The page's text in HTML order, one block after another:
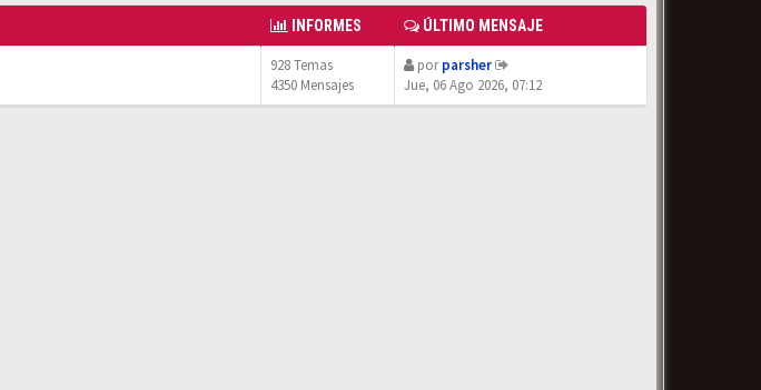
INFORMES ÚLTIMO MENSAJE
928 Temas
4350 Mensajes
porparsher
Jue, 06 Ago 2026, 07:12